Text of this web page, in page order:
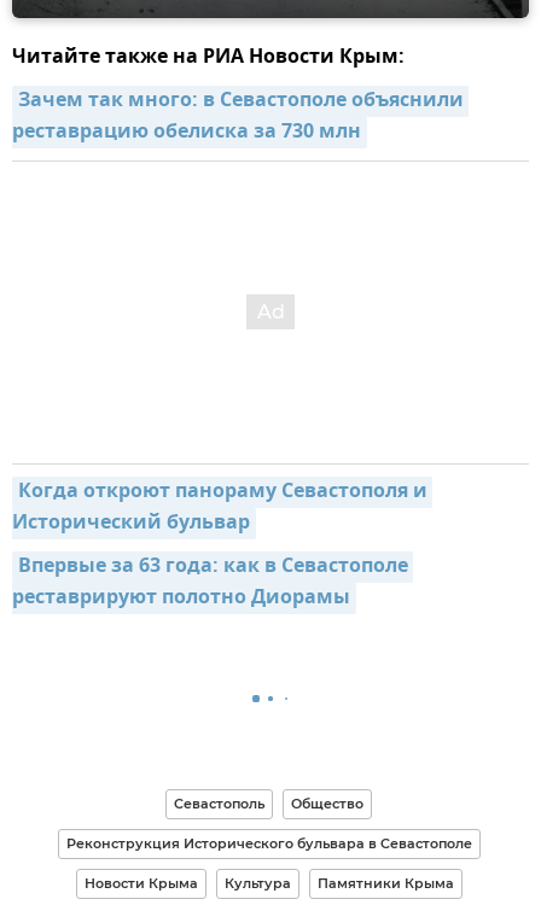
Читайте также на РИА Новости Крым:
Зачем так много: в Севастополе объяснили
реставрацию обелиска за 730 млн
Когда откроют панораму Севастополя и
Исторический бульвар
Впервые за 63 года: как в Севастополе
реставрируют полотно Диорамы
Севастополь Общество
Реконструкция Исторического бульвара в Севастополе
Новости Крыма Культура Памятники Крыма